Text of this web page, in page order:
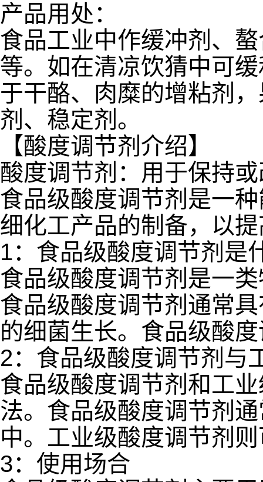
产品用处：
食品工业中作缓冲剂、
等。如在清凉饮猜中可
于干酪、肉糜的增粘剂
剂、稳定剂。
【酸度调节剂介绍】
酸度调节剂：用于保持
食品级酸度调节剂是一
细化工产品的制备，以
1：食品级酸度调节剂是
食品级酸度调节剂是一
食品级酸度调节剂通常
的细菌生长。食品级酸
2：食品级酸度调节剂与
食品级酸度调节剂和工
法。食品级酸度调节剂
中。工业级酸度调节剂
3：使用场合